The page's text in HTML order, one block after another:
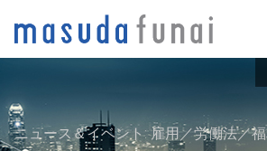
ニュース＆イベント: 雇用／労働法／